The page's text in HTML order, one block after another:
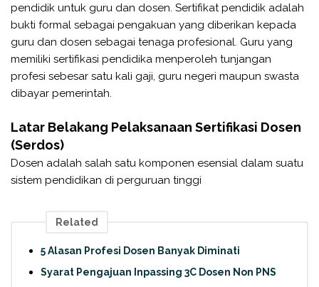
pendidik untuk guru dan dosen. Sertifikat pendidik adalah
bukti formal sebagai pengakuan yang diberikan kepada
guru dan dosen sebagai tenaga profesional. Guru yang
memiliki sertifikasi pendidika menperoleh tunjangan
profesi sebesar satu kali gaji, guru negeri maupun swasta
dibayar pemerintah.
Latar Belakang Pelaksanaan Sertifikasi Dosen
(Serdos)
Dosen adalah salah satu komponen esensial dalam suatu
sistem pendidikan di perguruan tinggi
Related
5 Alasan Profesi Dosen Banyak Diminati
Syarat Pengajuan Inpassing 3C Dosen Non PNS